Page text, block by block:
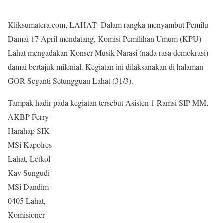
Kliksumatera.com, LAHAT- Dalam rangka menyambut Pemilu
Damai 17 April mendatang, Komisi Pemilihan Umum (KPU)
Lahat mengadakan Konser Musik Narasi (nada rasa demokrasi)
damai bertajuk milenial. Kegiatan ini dilaksanakan di halaman
GOR Seganti Setungguan Lahat (31/3).
Tampak hadir pada kegiatan tersebut Asisten 1 Ramsi SIPMM,
AKBP Ferry
Harahap SIK
MSi Kapolres
Lahat, Letkol
Kav Sungudi
MSi Dandim
0405 Lahat,
Komisioner